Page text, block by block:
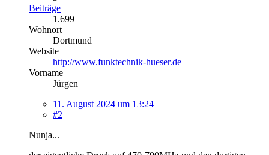
Beiträge
1.699
Wohnort
Dortmund
Website
http://www.funktechnik-hueser.de
Vorname
Jürgen
11. August 2024 um 13:24
#2
Nunja...